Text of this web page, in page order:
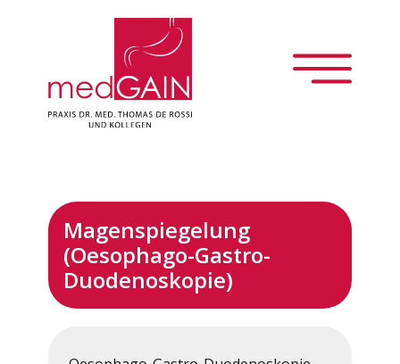
Gastroenterologie
Innere Medizin
Magenspiegelung
(Oesophago-Gastro-
Duodenoskopie)